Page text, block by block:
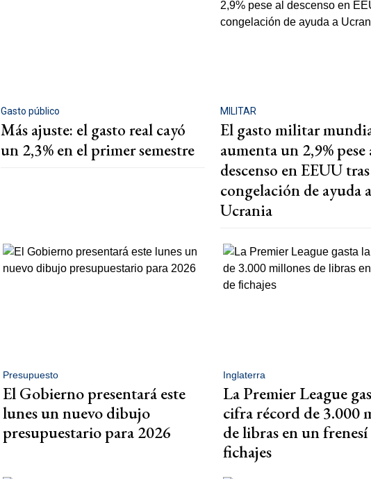
Gasto público
Más ajuste: el gasto real cayó
un 2,3% en el primer semestre
MILITAR
El gasto militar
aumenta un 2,9% pese
descenso en EEUU
congelación de ayuda a
Ucrania
Presupuesto
El Gobierno presentará este
lunes un nuevo dibujo
presupuestario para 2026
Inglaterra
La Premier League
cifra récord de 3.000
de libras en un frenesí
fichajes